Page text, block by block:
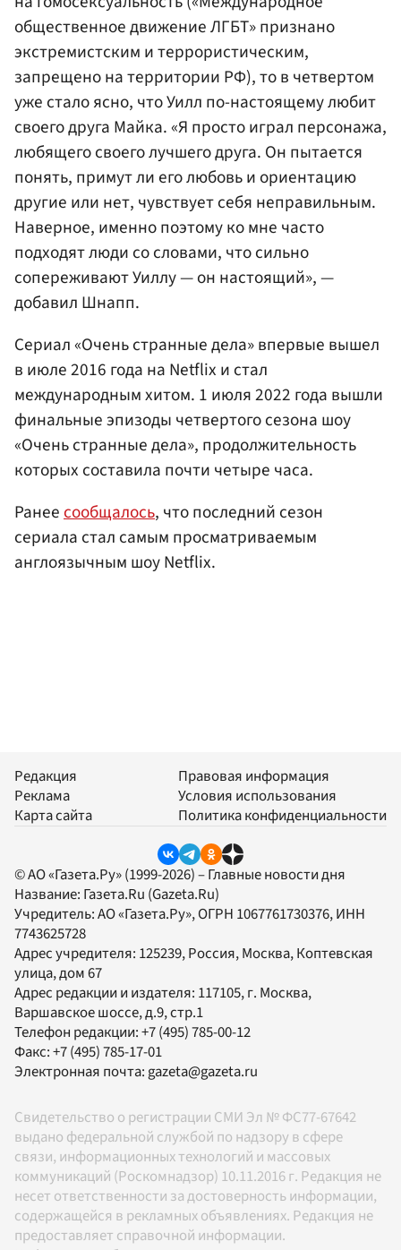
общественное движение ЛГБТ» признано
экстремистским и террористическим,
запрещено на территории РФ), то в четвертом
уже стало ясно, что Уилл по-настоящему любит
своего друга Майка. «Я просто играл персонажа,
любящего своего лучшего друга. Он пытается
понять, примут ли его любовь и ориентацию
другие или нет, чувствует себя неправильным.
Наверное, именно поэтому ко мне часто
подходят люди со словами, что сильно
сопереживают Уиллу — он настоящий», —
добавил Шнапп.
Сериал «Очень странные дела» впервые вышел
в июле 2016 года на Netflix и стал
международным хитом. 1 июля 2022 года вышли
финальные эпизоды четвертого сезона шоу
«Очень странные дела», продолжительность
которых составила почти четыре часа.
Ранеесообщалось, что последний сезон
сериала стал самым просматриваемым
англоязычным шоу Netflix.
Редакция
Реклама
Карта сайта
Правовая информация
Условия использования
Политика конфиденциальности
© АО «Газета.Ру» (1999-2026) – Главные новости дня
Название: Газета.Ru (Gazeta.Ru)
Учредитель:АО «Газета.Ру», ОГРН 1067761730376, ИНН
7743625728
Адрес учредителя: 125239, Россия, Москва, Коптевская
улица, дом 67
Адрес редакции и издателя: 117105, г. Москва,
Варшавское шоссе, д.9, стр.1
Телефон редакции:+7 (495) 785-00-12
Факс:+7 (495) 785-17-01
Электронная почта:gazeta@gazeta.ru
Свидетельство о регистрации СМИ Эл № ФС77-67642
выдано федеральной службой по надзору в сфере
связи, информационных технологий и массовых
коммуникаций (Роскомнадзор) 10.11.2016 г. Редакция не
несет ответственности за достоверность информации,
содержащейся в рекламных объявлениях. Редакция не
предоставляет справочной информации.